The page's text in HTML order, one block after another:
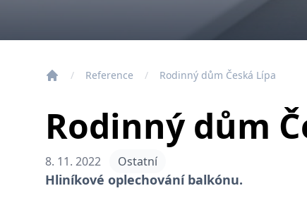
Reference Rodinný dům Česká Lípa
Rodinný dům
8. 11. 2022 Ostatní
Hliníkové oplechování balkónu.